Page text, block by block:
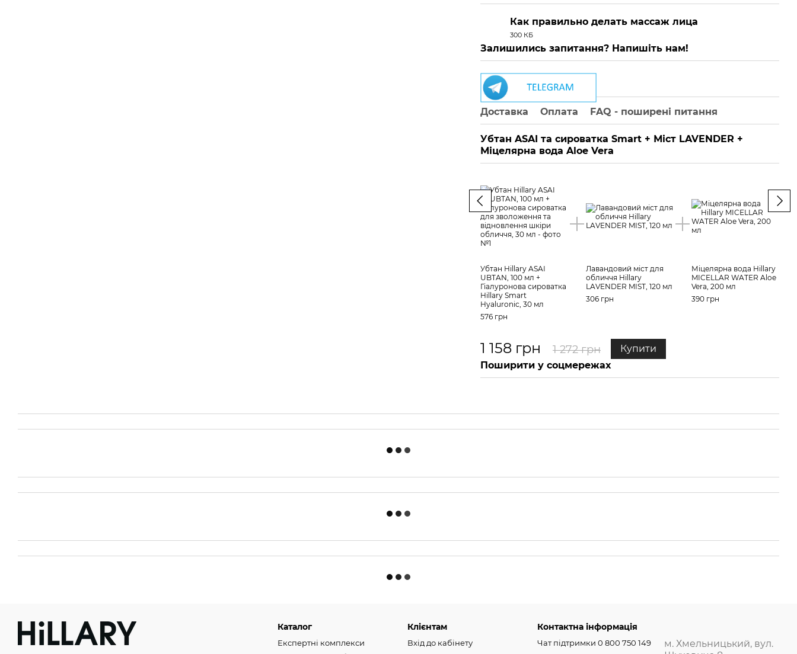
Как правильно делать массаж лица
300 КБ
Залишились запитання? Напишіть нам!
Доставка Оплата FAQ - поширені питання
Убтан ASAI та сироватка Smart + Міст LAVENDER +
Міцелярна вода Aloe Vera
Убтан Hillary ASAI
UBTAN, 100 мл +
Гіалуронова сироватка
Hillary Smart
Hyaluronic, 30 мл
576 грн
Лавандовий міст для
обличчя Hillary
LAVENDER MIST, 120 мл
306 грн
Міцелярна вода Hillary
MICELLAR WATER Aloe
Vera, 200 мл
390 грн
1 158 грн 1 272 грн Купити
Поширити у соцмережах
Каталог
Експертні комплекси
Клієнтам
Вхід до кабінету
Контактна інформація
Чат підтримки 0 800 750 149
м. Хмельницький, вул.